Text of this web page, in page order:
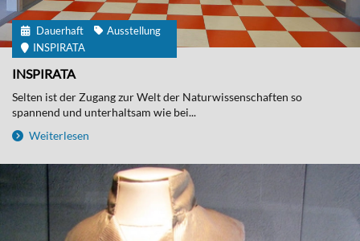
Dauerhaft
Ausstellung
INSPIRATA
INSPIRATA
Selten ist der Zugang zur Welt der Naturwissenschaften so
spannend und unterhaltsam wie bei...
Weiterlesen